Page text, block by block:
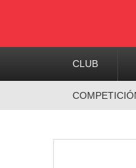
CLUB